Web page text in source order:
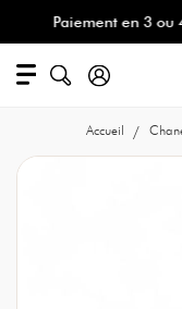
Paiement en 3 ou 4
Accueil